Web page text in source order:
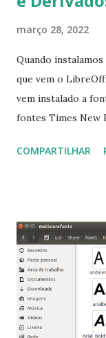
março 28, 2022
Quando
que vem o
vem instalado a
fontes Times New
a Associação
que contém
terminal e
mscorefonts-
clicando em “Ok”
em “Sim” Pronto
fontes Times New
COMPARTILHAR